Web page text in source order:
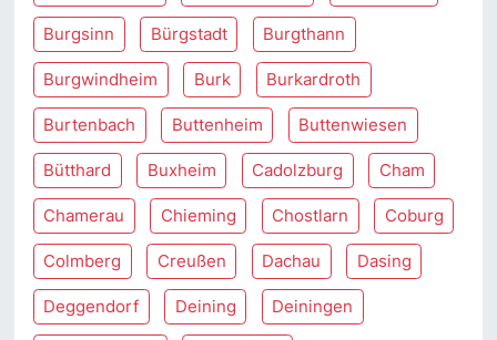
Burgsinn Bürgstadt Burgthann
Burgwindheim Burk Burkardroth
Burtenbach Buttenheim Buttenwiesen
Bütthard Buxheim Cadolzburg Cham
Chamerau Chieming Chostlarn Coburg
Colmberg Creußen Dachau Dasing
Deggendorf Deining Deiningen